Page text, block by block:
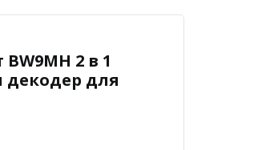
2 в 1
для